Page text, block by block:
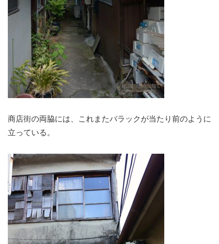
商店街の両脇には、これまたバラックが当たり前のように
立っている。